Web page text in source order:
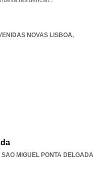
NOVAS LISBOA,
SAO MIGUEL PONTA DELGADA